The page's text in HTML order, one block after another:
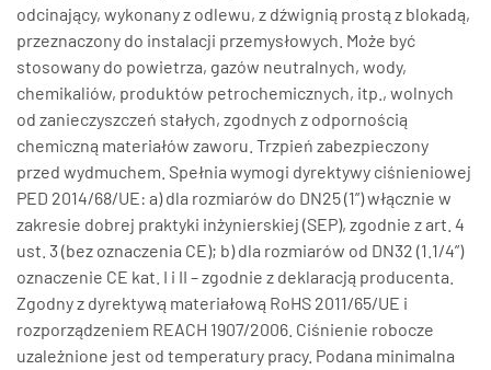
odcinający, wykonany z odlewu, z dźwignią prostą z blokadą,
przeznaczony do instalacji przemysłowych. Może być
stosowany do powietrza, gazów neutralnych, wody,
chemikaliów, produktów petrochemicznych, itp., wolnych
od zanieczyszczeń stałych, zgodnych z odpornością
chemiczną materiałów zaworu. Trzpień zabezpieczony
przed wydmuchem. Spełnia wymogi dyrektywy ciśnieniowej
PED 2014/68/UE: a) dla rozmiarów do DN25 (1”) włącznie w
zakresie dobrej praktyki inżynierskiej (SEP), zgodnie z art. 4
ust. 3 (bez oznaczenia CE); b) dla rozmiarów od DN32 (1.1/4”)
oznaczenie CE kat. I i II – zgodnie z deklaracją producenta.
Zgodny z dyrektywą materiałową RoHS 2011/65/UE i
rozporządzeniem REACH 1907/2006. Ciśnienie robocze
uzależnione jest od temperatury pracy. Podana minimalna